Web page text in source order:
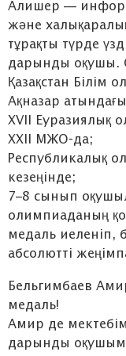
Алишер —
және
тұрақты түрде
дарынды оқушы.
Қазақстан Білім
Ақназар
XVII Еуразиялық
XXII МЖО-да;
Республикалық
кезеңінде;
7–8 сынып
олимпиаданың
медаль иеленіп,
абсолютті
Бельгимбаев
медаль!
Амир де
дарынды